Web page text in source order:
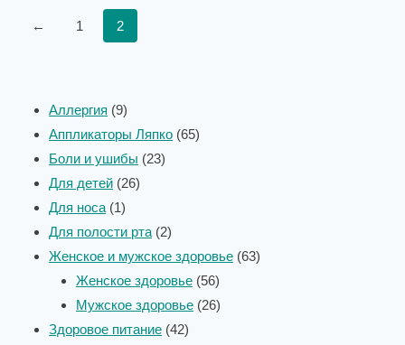
← 1 2
Аллергия 9
Аппликаторы Ляпко 65
Боли и ушибы
23
Для детей 26
Для носа 1
Для полости рта 2
Женское и мужское здоровье 63
Женское здоровье 56
Мужское здоровье 26
Здоровое питание 42